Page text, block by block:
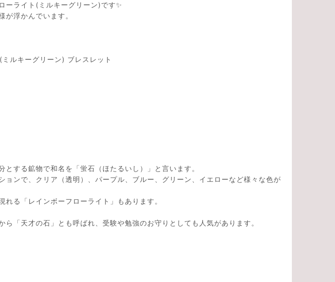
ーライト(ミルキーグリーン)です✨
が浮かんでいます。
ルキーグリーン) ブレスレット
する鉱物で和名を「蛍石（ほたるいし）」と言います。
ョンで、クリア（透明）、パープル、ブルー、グリーン、イエローなど様々な色が
る「レインボーフローライト」もあります。
「天才の石」とも呼ばれ、受験や勉強のお守りとしても人気があります。